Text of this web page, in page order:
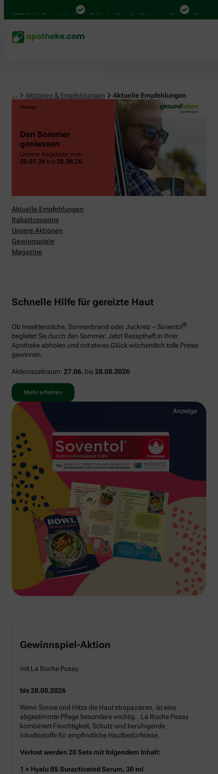
Mal in Deutschland Online bei Ihrer Apotheke bestellen Bequem
... Aktionen & Empfehlungen Aktuelle Empfehlungen
Aktuelle Empfehlungen
Rabattcoupons
Unsere Aktionen
Gewinnspiele
Magazine
Schnelle Hilfe für gereizte Haut
Ob Insektenstiche, Sonnenbrand oder Juckreiz – Soventol®
begleitet Sie durch den Sommer. Jetzt Rezeptheft in Ihrer
Apotheke abholen und mit etwas Glück wöchentlich tolle Preise
gewinnen.
Aktionszeitraum: 27.06. bis 28.08.2026
Mehr erfahren
Gewinnspiel-Aktion
mit La Roche Posay
bis 28.08.2026
Wenn Sonne und Hitze die Haut strapazieren, ist eine
abgestimmte Pflege besonders wichtig. La Roche Posay
kombiniert Feuchtigkeit, Schutz und beruhigende
Inhaltsstoffe für empfindliche Hautbedürfnisse.
Verlost werden 20 Sets mit folgendem Inhalt:
1 × Hyalu B5 Suractivated Serum, 30 ml